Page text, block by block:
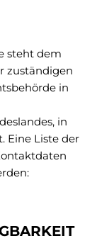
steht dem
zuständigen
in
in
Eine Liste der